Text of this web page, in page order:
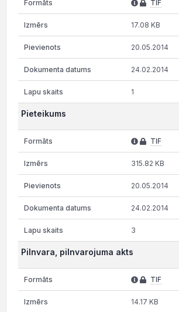
TIF
17.08 KB
20.05.2014
24.02.2014
1
Pieteikums
TIF
315.82 KB
20.05.2014
24.02.2014
3
Pilnvara, pilnvarojuma akts
TIF
14.17 KB